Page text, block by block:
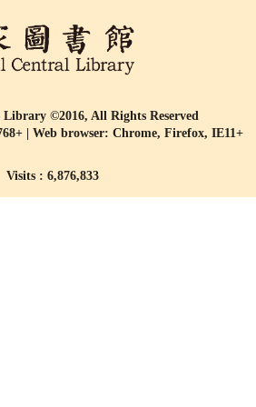
©2016, All Rights Reserved
| Web browser: Chrome, Firefox, IE11+
Visits : 6,876,833